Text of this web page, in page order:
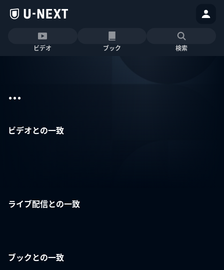
ビデオ ブック 検索
...
ビデオとの一致
ライブ配信との一致
ブックとの一致